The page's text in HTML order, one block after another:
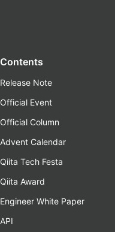
Contents
Release Note
Official Event
Official Column
Advent Calendar
Qiita Tech Festa
Qiita Award
Engineer White Paper
API